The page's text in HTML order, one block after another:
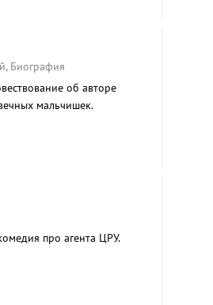
Биография
об авторе
мальчишек.
про агента ЦРУ.